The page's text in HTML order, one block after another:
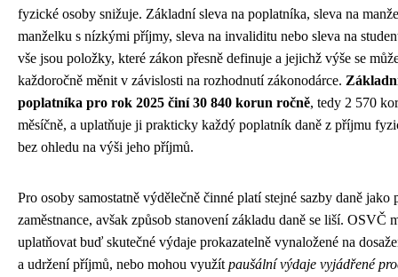
fyzické osoby snižuje. Základní sleva na poplatníka, sleva na
manželku s nízkými příjmy, sleva na invaliditu nebo sleva na
vše jsou položky, které zákon přesně definuje a jejichž výše se
každoročně měnit v závislosti na rozhodnutí zákonodárce.
poplatníka pro rok 2025 činí 30 840 korun ročně, tedy 2 570
měsíčně, a uplatňuje ji prakticky každý poplatník daně z příjmu
bez ohledu na výši jeho příjmů.
Pro osoby samostatně výdělečně činné platí stejné sazby daně jako
zaměstnance, avšak způsob stanovení základu daně se liší. OSVČ
uplatňovat buď skutečné výdaje prokazatelně vynaložené na
a udržení příjmů, nebo mohou využít paušální výdaje vyjádřené